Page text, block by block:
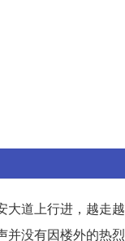
大道上行进，越走越
并没有因楼外的热烈